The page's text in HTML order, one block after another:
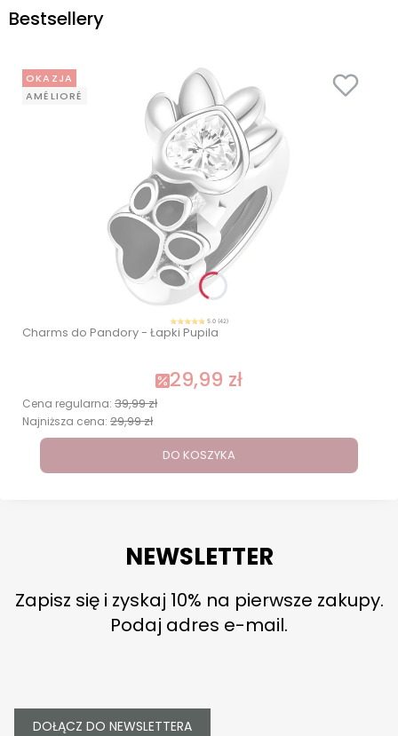
Bestsellery
OKAZJA
AMÉLIORÉ
5.0 (42)
Charms do Pandory - Łapki Pupila
29,99 zł
Cena regularna: 39,99 zł
Najniższa cena: 29,99 zł
DO KOSZYKA
NEWSLETTER
Zapisz się i zyskaj 10% na pierwsze zakupy.
Podaj adres e-mail.
DOŁĄCZ DO NEWSLETTERA